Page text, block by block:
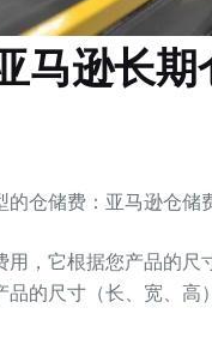
马逊长
仓储费：亚马逊仓储
，它根据您产品的
的尺寸（长、宽、高